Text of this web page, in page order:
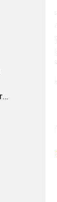
Ночной музпостинг